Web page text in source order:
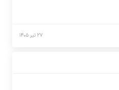
۲۷ تیر ۱۴۰۵